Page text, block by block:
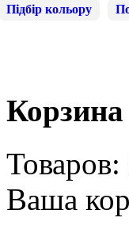
Підбір кольору
Корзина
Ваша